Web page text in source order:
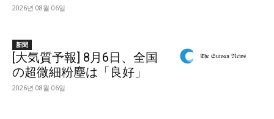
2026년 08월 06일
新聞
[大気質予報] 8月6日、全国
の超微細粉塵は「良好」
2026년 08월 06일